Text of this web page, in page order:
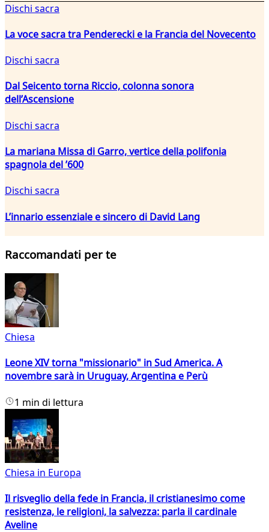
Dischi sacra
La voce sacra tra Penderecki e la Francia del Novecento
Dischi sacra
Dal Seicento torna Riccio, colonna sonora
dell’Ascensione
Dischi sacra
La mariana Missa di Garro, vertice della polifonia
spagnola del ’600
Dischi sacra
L’innario essenziale e sincero di David Lang
Raccomandati per te
Chiesa
Leone XIV torna "missionario" in Sud America. A
novembre sarà in Uruguay, Argentina e Perù
1 min di lettura
Chiesa in Europa
Il risveglio della fede in Francia, il cristianesimo come
resistenza, le religioni, la salvezza: parla il cardinale
Aveline